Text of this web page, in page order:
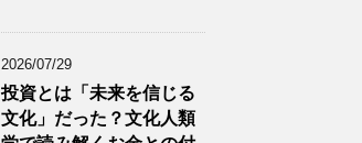
2026/07/29
投資とは「未来を信じる
文化」だった？文化人類